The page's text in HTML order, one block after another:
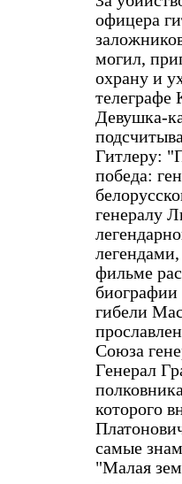
офицера
могил,
охрану и
телеграфе
Девушка-
Гитлеру:
победа:
генералу
фильме
биографии
гибели
Союза
Генерал
которого
самые
"Малая